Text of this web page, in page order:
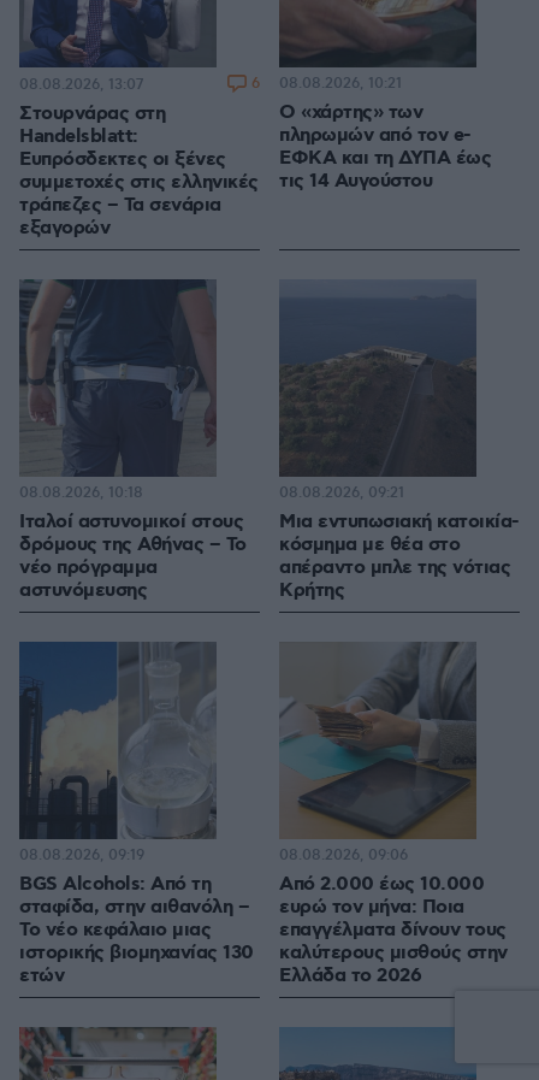
Στουρνάρας στη
Handelsblatt:
Ευπρόσδεκτες οι ξένες
συμμετοχές στις ελληνικές
τράπεζες – Τα σενάρια
εξαγορών
08.08.2026, 13:07 6
Ο «χάρτης» των
πληρωμών από τον e-
ΕΦΚΑ και τη ΔΥΠΑ έως
τις 14 Αυγούστου
08.08.2026, 10:21
Ιταλοί αστυνομικοί στους
δρόμους της Αθήνας – Το
νέο πρόγραμμα
αστυνόμευσης
08.08.2026, 10:18
Μια εντυπωσιακή κατοικία-
κόσμημα με θέα στο
απέραντο μπλε της νότιας
Κρήτης
08.08.2026, 09:21
BGS Alcohols: Από τη
σταφίδα, στην αιθανόλη –
Το νέο κεφάλαιο μιας
ιστορικής βιομηχανίας 130
ετών
08.08.2026, 09:19
Από 2.000 έως 10.000
ευρώ τον μήνα: Ποια
επαγγέλματα δίνουν τους
καλύτερους μισθούς στην
Ελλάδα το 2026
08.08.2026, 09:06